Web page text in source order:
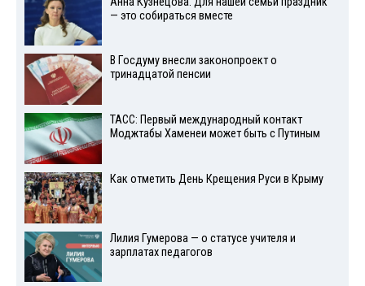
— это собираться вместе
В Госдуму внесли законопроект о
тринадцатой пенсии
ТАСС: Первый международный контакт
Моджтабы Хаменеи может быть с Путиным
Как отметить День Крещения Руси в Крыму
Лилия Гумерова — о статусе учителя и
зарплатах педагогов